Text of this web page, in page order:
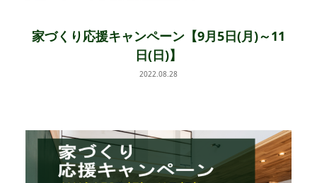
家づくり応援キャンペーン【9月5日(月)～11
日(日)】
2022.08.28